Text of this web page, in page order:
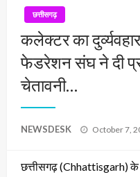
छत्तीसगढ़
कलेक्टर का
फेडरेशन संघ ने दी
चेतावनी…
NEWSDESK
Posted
October 7,
छत्तीसगढ़ (Chhattisgarh) के